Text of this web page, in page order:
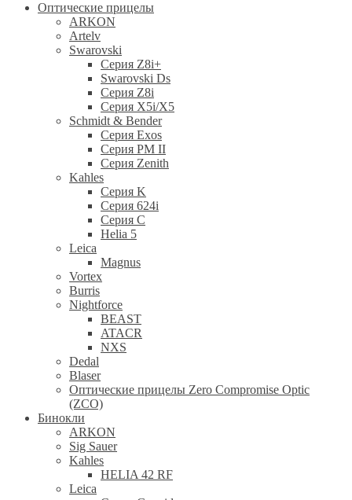
Оптические прицелы
ARKON
Artelv
Swarovski
Серия Z8i+
Swarovski Ds
Серия Z8i
Серия X5i/X5
Schmidt & Bender
Серия Exos
Серия PM II
Cерия Zenith
Kahles
Серия K
Серия 624i
Серия С
Helia 5
Leica
Magnus
Vortex
Burris
Nightforce
BEAST
ATACR
NXS
Dedal
Blaser
Оптические прицелы Zero Compromise Optic
(ZCO)
Бинокли
ARKON
Sig Sauer
Kahles
HELIA 42 RF
Leica